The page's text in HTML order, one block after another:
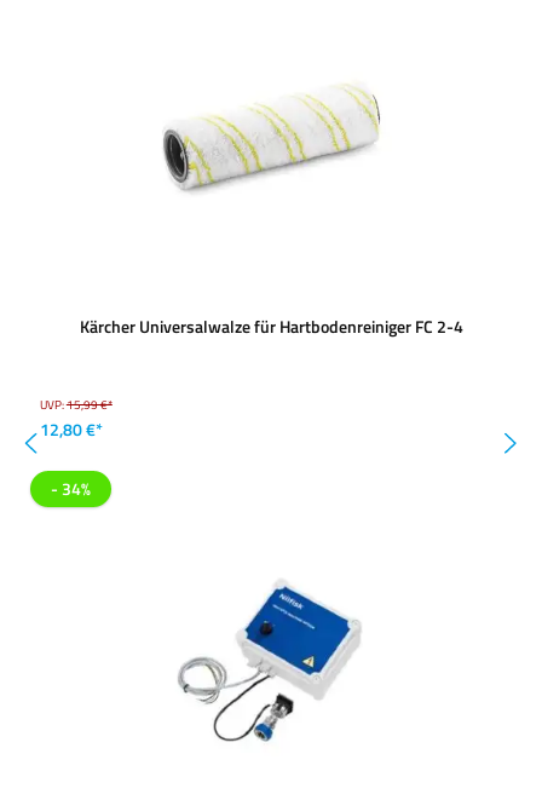
Kärcher Universalwalze für Hartbodenreiniger FC 2-4
UVP:15,99 €*
12,80 €*
- 34%